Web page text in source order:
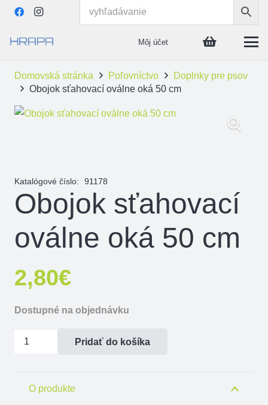
Môj účet
Domovská stránka Poľovníctvo
Doplnky pre psov
Obojok sťahovací oválne oká 50 cm
Katalógové číslo: 91178
Obojok sťahovací
oválne oká 50 cm
2,80€
Dostupné na objednávku
množstvo
oválne
Pridať do košíka
O produkte